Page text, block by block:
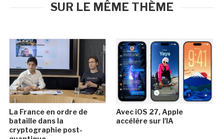
SUR LE MÊME THÈME
La France en ordre de
bataille dans la
cryptographie post-
Avec iOS 27, Apple
accélère sur l'IA